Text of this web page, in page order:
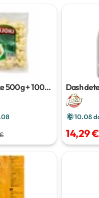
500g + 100g
Dash
tekući
10.08
14,29 €